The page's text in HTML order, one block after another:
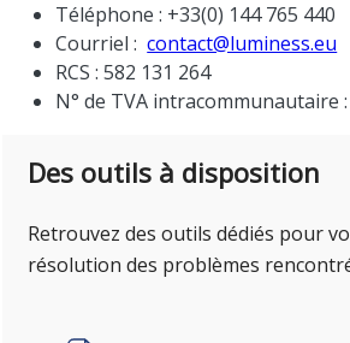
Téléphone : +33(0) 144 765 440
Courriel : contact@luminess.eu
RCS : 582 131 264
N° de TVA intracommunautaire :
Des outils à disposition
Retrouvez des outils dédiés pour
résolution des problèmes